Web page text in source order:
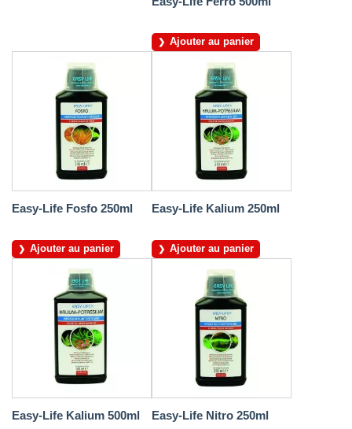
Ajouter au panier
Easy-Life Fosfo 250ml
Ajouter au panier
Easy-Life Kalium 250ml
Ajouter au panier
Easy-Life Kalium 500ml Easy-Life Nitro 250ml